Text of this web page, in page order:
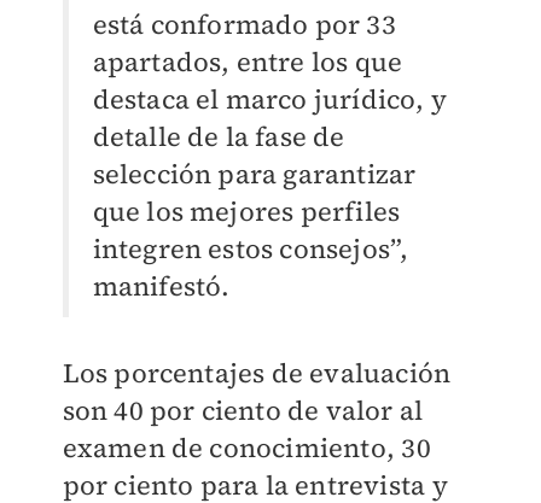
está conformado por 33
apartados, entre los que
destaca el marco jurídico, y
detalle de la fase de
selección para garantizar
que los mejores perfiles
integren estos consejos”,
manifestó.
Los porcentajes de evaluación
son 40 por ciento de valor al
examen de conocimiento, 30
por ciento para la entrevista y